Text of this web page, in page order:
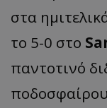
στα
το 5-0 στο
παντοτινό